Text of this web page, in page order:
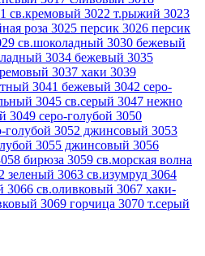
св.кремовый 3022 т.рыжий 3023
роза 3025 персик 3026 персик
св.шоколадный 3030 бежевый
3034 бежевый 3035
3037 хаки 3039
3041 бежевый 3042 серо-
3045 св.серый 3047 нежно
3049 серо-голубой 3050
голубой 3052 джинсовый 3053
3055 джинсовый 3056
бирюза 3059 св.морская волна
зеленый 3063 св.изумруд 3064
3066 св.оливковый 3067 хаки-
3069 горчица 3070 т.серый